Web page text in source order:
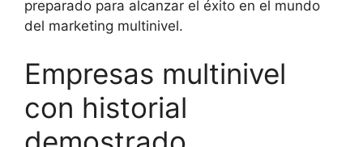
preparado para alcanzar el éxito en el mundo
del marketing multinivel.
Empresas multinivel
con historial